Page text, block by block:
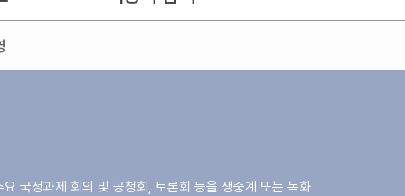
국정과제 회의 및 공청회, 토론회 등을 생중계 또는 녹화